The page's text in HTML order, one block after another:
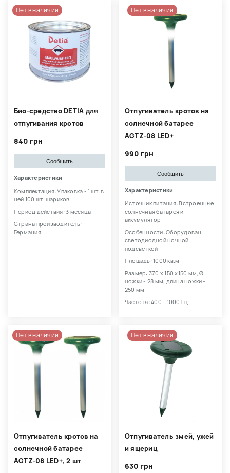
Нет в наличии
Био-средство DETIA для
отпугивания кротов
840 грн
Сообщить
Характеристики
Комплектация: Упаковка - 1 шт. в
ней 100 шт. шариков
Период действия: 3 месяца
Страна производитель:
Германия
Нет в наличии
Отпугиватель кротов на
солнечной батарее
AGTZ-08 LED+
990 грн
Сообщить
Характеристики
Источник питания: Встроенные
солнечная батарея и
аккумулятор
Особенности: Оборудован
светодиодной ночной
подсветкой
Площадь: 1000 кв.м
Размер: 370 х 150 х150 мм, Ø
ножки - 28 мм, длина ножки -
250 мм
Частота: 400 - 1000 Гц
Нет в наличии
Отпугиватель кротов на
солнечной батарее
AGTZ-08 LED+, 2 шт
Нет в наличии
Отпугиватель змей, ужей
и ящериц
630 грн